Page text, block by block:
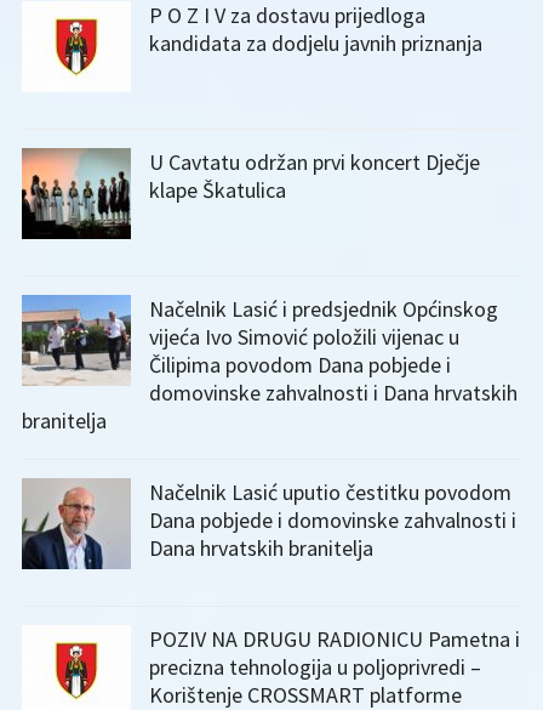
P O Z I V za dostavu prijedloga
kandidata za dodjelu javnih priznanja
U Cavtatu održan prvi koncert Dječje
klape Škatulica
Načelnik Lasić i predsjednik Općinskog
vijeća Ivo Simović položili vijenac u
Čilipima povodom Dana pobjede i
domovinske zahvalnosti i Dana hrvatskih
branitelja
Načelnik Lasić uputio čestitku povodom
Dana pobjede i domovinske zahvalnosti i
Dana hrvatskih branitelja
POZIV NA DRUGU RADIONICU Pametna i
precizna tehnologija u poljoprivredi –
Korištenje CROSSMART platforme